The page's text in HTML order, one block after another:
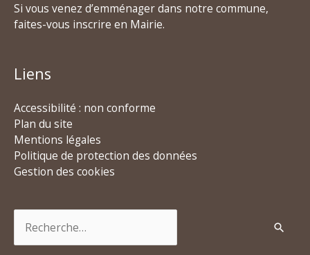
Si vous venez d’emménager dans notre commune,
faites-vous inscrire en Mairie.
Liens
Accessibilité : non conforme
Plan du site
Mentions légales
Politique de protection des données
Gestion des cookies